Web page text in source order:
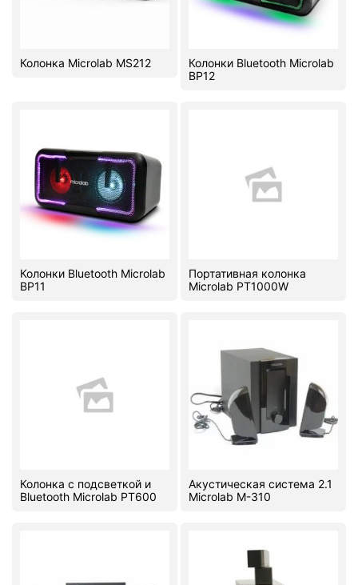
Колонка Microlab MS212
Колонки Bluetooth Microlab
BP12
Колонки Bluetooth Microlab
BP11
Портативная колонка
Microlab PT1000W
Колонка с подсветкой и
Bluetooth Microlab PT600
Акустическая система 2.1
Microlab M-310